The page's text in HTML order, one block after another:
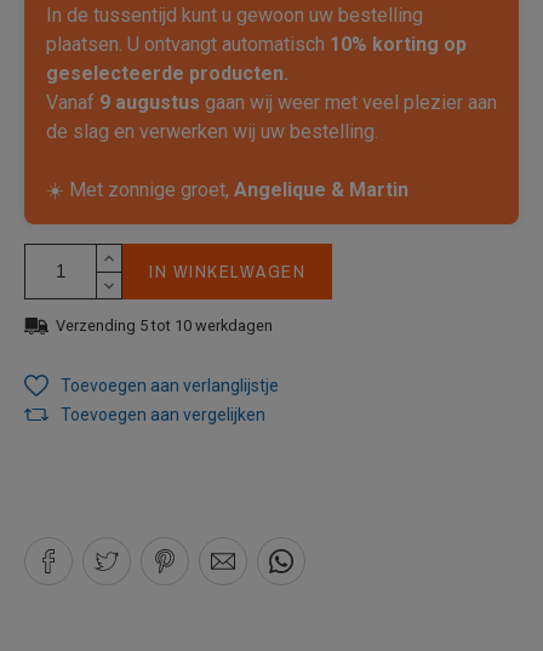
In de tussentijd kunt u gewoon uw bestelling
plaatsen. U ontvangt automatisch 10% korting op
geselecteerde producten.
Vanaf 9 augustus gaan wij weer met veel plezier aan
de slag en verwerken wij uw bestelling.
☀️ Met zonnige groet, Angelique & Martin
IN WINKELWAGEN
Verzending 5 tot 10 werkdagen
Toevoegen aan verlanglijstje
Toevoegen aan vergelijken